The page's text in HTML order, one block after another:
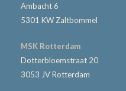
Ambacht 6
5301 KW Zaltbommel
MSK Rotterdam
Dotterbloemstraat 20
3053 JV Rotterdam